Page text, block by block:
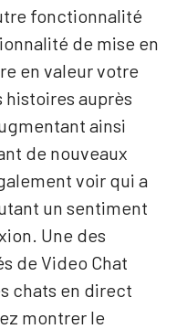
fonctionnalité
de mise en
en valeur votre
auprès
ainsi
de nouveaux
voir qui a
un sentiment
Une des
de Video Chat
chats en direct
montrer le